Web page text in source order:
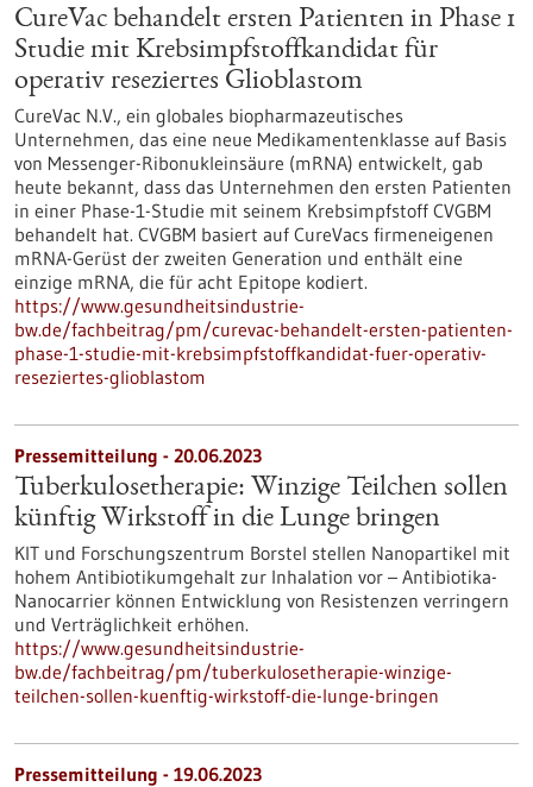
CureVac behandelt ersten Patienten in Phase 1
Studie mit Krebsimpfstoffkandidat für
operativ reseziertes Glioblastom
CureVac N.V., ein globales biopharmazeutisches
Unternehmen, das eine neue Medikamenten­klasse auf Basis
von Messenger-Ribonukleinsäure (mRNA) entwickelt, gab
heute bekannt, dass das Unternehmen den ersten Patienten
in einer Phase-1-Studie mit seinem Krebsimpfstoff CVGBM
behandelt hat. CVGBM basiert auf CureVacs firmeneigenen
mRNA-Gerüst der zweiten Generation und enthält eine
einzige mRNA, die für acht Epitope kodiert.
https://www.gesundheitsindustrie-
bw.de/fachbeitrag/pm/curevac-behandelt-ersten-patienten-
phase-1-studie-mit-krebsimpfstoffkandidat-fuer-operativ-
reseziertes-glioblastom
Pressemitteilung - 20.06.2023
Tuberkulosetherapie: Winzige Teilchen sollen
künftig Wirkstoff in die Lunge bringen
KIT und Forschungszentrum Borstel stellen Nanopartikel mit
hohem Antibiotikumgehalt zur Inhalation vor – Antibiotika-
Nanocarrier können Entwicklung von Resistenzen verringern
und Verträglichkeit erhöhen.
https://www.gesundheitsindustrie-
bw.de/fachbeitrag/pm/tuberkulosetherapie-winzige-
teilchen-sollen-kuenftig-wirkstoff-die-lunge-bringen
Pressemitteilung - 19.06.2023